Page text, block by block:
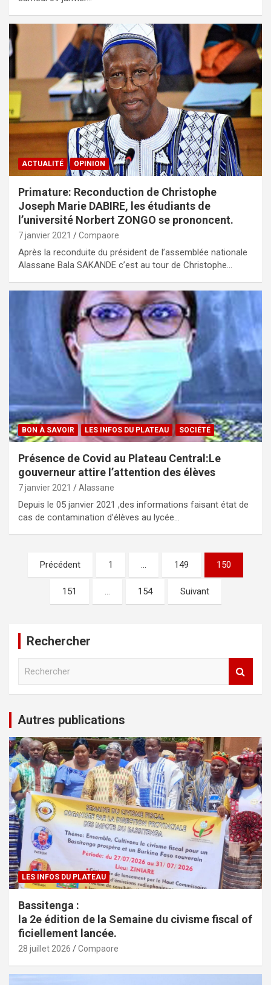
ACTUALITÉ OPINION
Primature: Reconduction de Christophe
Joseph Marie DABIRE, les étudiants de
l’université Norbert ZONGO se prononcent.
7 janvier 2021 Compaore
Après la reconduite du président de l’assemblée nationale
Alassane Bala SAKANDE c’est au tour de Christophe…
BON À SAVOIR LES INFOS DU PLATEAU SOCIÉTÉ
Présence de Covid au Plateau Central:Le
gouverneur attire l’attention des élèves
7 janvier 2021 Alassane
Depuis le 05 janvier 2021 ,des informations faisant état de
cas de contamination d’élèves au lycée…
Pagination
des
publications
Précédent 1 … 149 150
151 … 154 Suivant
Rechercher
e
c
h
e
r
Autres publications
LES INFOS DU PLATEAU
Bassitenga :
la 2e édition de la Semaine du civisme fiscal of
ficiellement lancée.
28 juillet 2026 Compaore